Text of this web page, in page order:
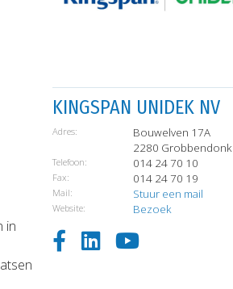
in
KINGSPAN UNIDEK NV
Adres:
Bouwelven 17A
2280 Grobbendonk
Telefoon: 014 24 70 10
Fax: 014 24 70 19
Mail: Stuur een mail
Website: Bezoek